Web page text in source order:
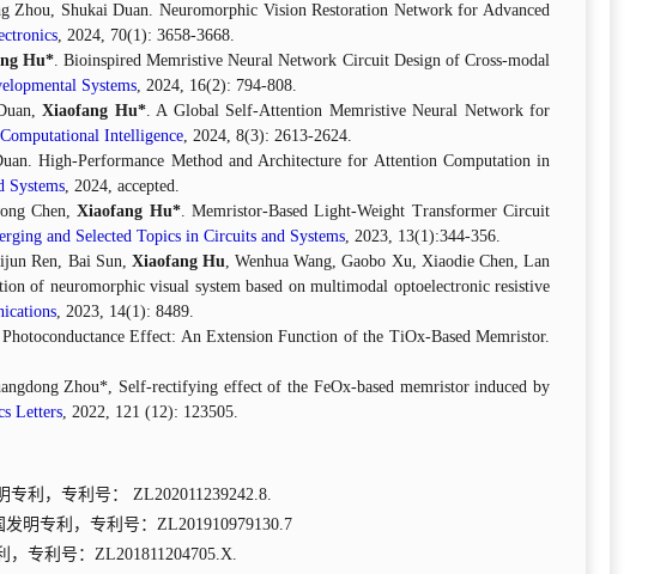
Zhou, Shukai Duan. Neuromorphic Vision Restoration Network for Advanced
, 2024, 70(1): 3658-3668.
Hu*. Bioinspired Memristive Neural Network Circuit Design of Cross-modal
Systems, 2024, 16(2): 794-808.
Xiaofang Hu*. A Global Self-Attention Memristive Neural Network for
Intelligence, 2024, 8(3): 2613-2624.
High-Performance Method and Architecture for Attention Computation in
Systems, 2024, accepted.
Chen,Xiaofang Hu*. Memristor-Based Light-Weight Transformer Circuit
and Selected Topics in Circuits and Systems, 2023, 13(1):344-356.
Ren, Bai Sun, Xiaofang Hu, Wenhua Wang, Gaobo Xu, Xiaodie Chen, Lan
of neuromorphic visual system based on multimodal optoelectronic resistive
, 2023, 14(1): 8489.
Effect: An Extension Function of the TiOx‐Based Memristor.
Zhou*, Self-rectifying effect of the FeOx-based memristor induced by
Letters, 2022, 121 (12): 123505.
利，专利号： ZL202011239242.8.
明专利，专利号：ZL201910979130.7
专利号：ZL201811204705.X.